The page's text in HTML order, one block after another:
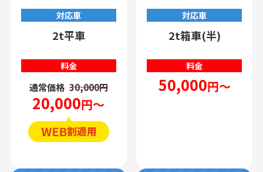
対応車
2t平車
料金
通常価格 30,000円
20,000円～
対応車
2t箱車(半)
料金
50,000円～